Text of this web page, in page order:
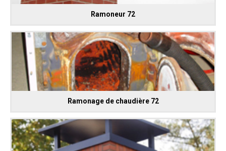
Ramoneur 72
Ramonage de chaudière 72